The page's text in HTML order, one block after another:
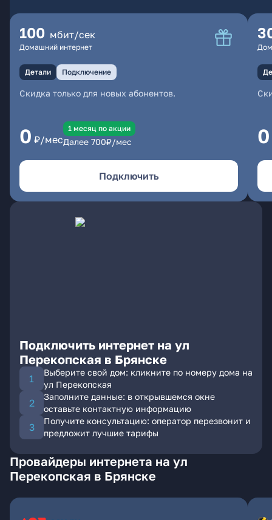
100 мбит/сек
Домашний интернет
Детали Подключение
Скидка только для новых абонентов.
0 ₽/мес
1 месяц по акции
Далее 700₽/мес
Подключить
0
Подключить интернет на ул
Перекопская в Брянске
Выберите свой дом: кликните по номеру дома на
ул Перекопская
Заполните данные: в открывшемся окне
оставьте контактную информацию
Получите консультацию: оператор перезвонит и
предложит лучшие тарифы
Провайдеры интернета на ул
Перекопская в Брянске